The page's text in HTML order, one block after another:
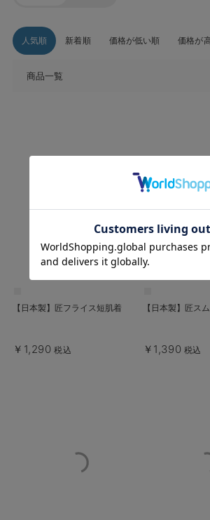
人気順 新着順 価格が低い順 価格が
商品一覧
【日本製】匠フライス短肌着
￥1,290 税込
【日本製】匠ス
￥1,390 税込
お気に入り商品を